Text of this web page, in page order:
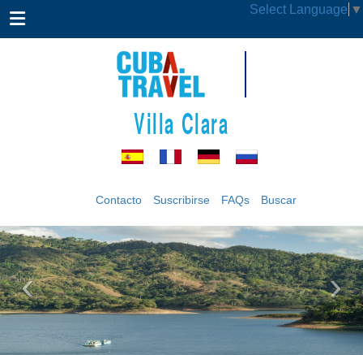
Select Language ▼
Villa Clara
Contacto Suscribirse FAQs Buscar
‹ ›